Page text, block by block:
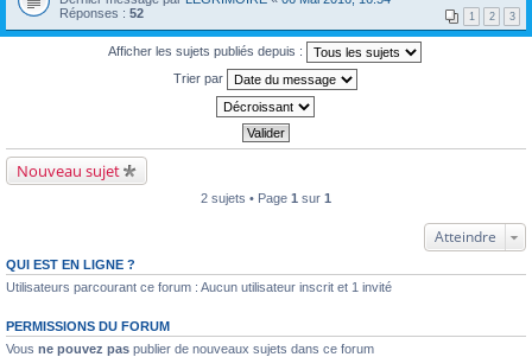
Réponses : 52 1 2 3
Afficher les sujets publiés depuis :
Trier par
Nouveau sujet
2 sujets • Page 1 sur 1
Atteindre
QUI EST EN LIGNE ?
Utilisateurs parcourant ce forum : Aucun utilisateur inscrit et 1 invité
PERMISSIONS DU FORUM
Vous ne pouvez pas publier de nouveaux sujets dans ce forum